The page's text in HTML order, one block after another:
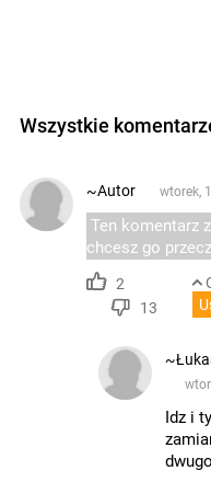
Wszystkie
~Autor wtorek,
Ten komentarz
chcesz go
2
13
Idz i